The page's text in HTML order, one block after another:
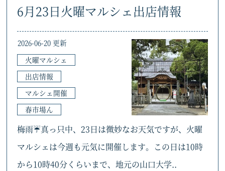
6月23日火曜マルシェ出店情報
2026-06-20 更新
火曜マルシェ
出店情報
マルシェ開催
春市場ん
梅雨☔真っ只中、23日は微妙なお天気ですが、火曜
マルシェは今週も元気に開催します。この日は10時
から10時40分くらいまで、地元の山口大学..